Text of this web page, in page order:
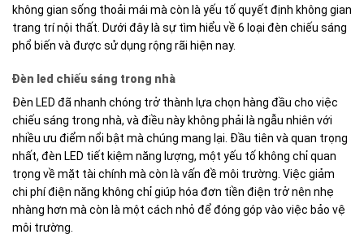
không gian sống thoải mái mà còn là yếu tố quyết định không gian
trang trí nội thất. Dưới đây là sự tìm hiểu về 6 loại đèn chiếu sáng
phổ biến và được sử dụng rộng rãi hiện nay.
Đèn led chiếu sáng trong nhà
Đèn LED đã nhanh chóng trở thành lựa chọn hàng đầu cho việc
chiếu sáng trong nhà, và điều này không phải là ngẫu nhiên với
nhiều ưu điểm nổi bật mà chúng mang lại. Đầu tiên và quan trọng
nhất, đèn LED tiết kiệm năng lượng, một yếu tố không chỉ quan
trọng về mặt tài chính mà còn là vấn đề môi trường. Việc giảm
chi phí điện năng không chỉ giúp hóa đơn tiền điện trở nên nhẹ
nhàng hơn mà còn là một cách nhỏ để đóng góp vào việc bảo vệ
môi trường.